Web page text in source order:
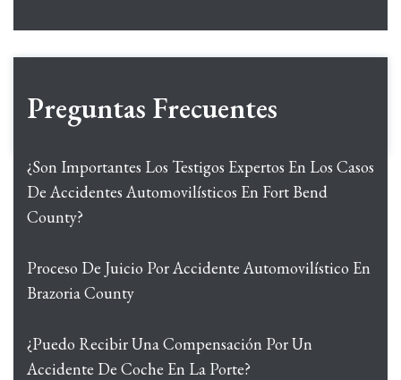
Preguntas Frecuentes
¿Son Importantes Los Testigos Expertos En Los Casos
De Accidentes Automovilísticos En Fort Bend
County?
Proceso De Juicio Por Accidente Automovilístico En
Brazoria County
¿Puedo Recibir Una Compensación Por Un
Accidente De Coche En La Porte?